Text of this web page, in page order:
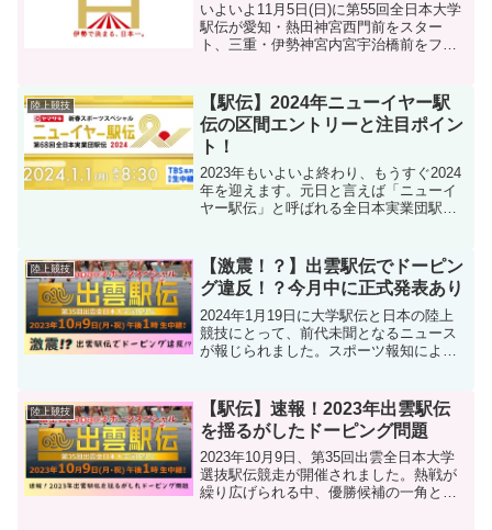
いよいよ11月5日(日)に第55回全日本大学
駅伝が愛知・熱田神宮西門前をスター
ト、三重・伊勢神宮内宮宇治橋前をフィ
て開催されます。優勝は今年もあの大
学？今年...
陸上競技
【駅伝】2024年ニューイヤー駅
伝の区間エントリーと注目ポイン
ト！
2023年もいよいよ終わり、もうすぐ2024
年を迎えます。元日と言えば「ニューイ
ヤー駅伝」と呼ばれる全日本実業団駅伝
略なども大きく変わるので、各チームど
のような戦略...
陸上競技
【激震！？】出雲駅伝でドーピン
グ違反！？今月中に正式発表あり
2024年1月19日に大学駅伝と日本の陸上
競技にとって、前代未聞となるニュース
が報じられました。スポーツ報知による
抜駅伝競走（通称：出雲駅伝）に出場し
た選手ひとり...
陸上競技
【駅伝】速報！2023年出雲駅伝
を揺るがしたドーピング問題
2023年10月9日、第35回出雲全日本大学
選抜駅伝競走が開催されました。熱戦が
繰り広げられる中、優勝候補の一角と目